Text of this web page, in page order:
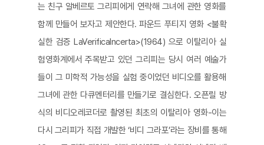
는 친구 알베르토 그리피에게 연락해 그녀에 관한 영화를
함께 만들어 보자고 제안한다. 파운드 푸티지 영화 <불확
실한 검증 LaVerificaIncerta>(1964) 으로 이탈리아 실
험영화계에서 주목받고 있던 그리피는 당시 여러 예술가
들이 그 미학적 가능성을 실험 중이었던 비디오를 활용해
그녀에 관한 다큐멘터리를 만들기로 결심한다. 오픈릴 방
식의 비디오레코더로 촬영된 최초의 이탈리아 영화-이는
다시 그리피가 직접 개발한 ‘비디 그라포’라는 장비를 통해